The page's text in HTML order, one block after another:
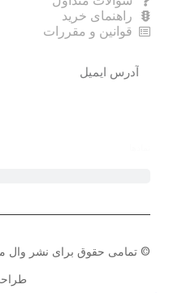
راهنمای خرید
قوانین و مقررات
© تمامی حقوق برای نشر